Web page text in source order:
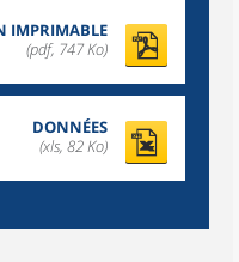
IMPRIMABLE
(pdf, 747 Ko)
DONNÉES
(xls, 82 Ko)